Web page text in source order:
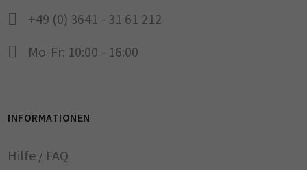
+49 (0) 3641 - 31 61 212
Mo-Fr: 10:00 - 16:00
INFORMATIONEN
Hilfe / FAQ